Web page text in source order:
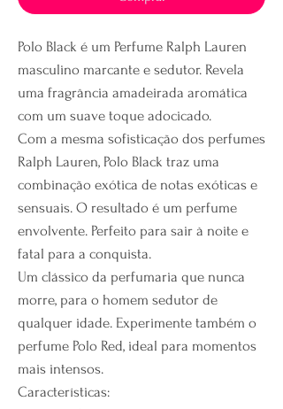
Polo Black é um Perfume Ralph Lauren
masculino marcante e sedutor. Revela
uma fragrância amadeirada aromática
com um suave toque adocicado.
Com a mesma sofisticação dos perfumes
Ralph Lauren, Polo Black traz uma
combinação exótica de notas exóticas e
sensuais. O resultado é um perfume
envolvente. Perfeito para sair à noite e
fatal para a conquista.
Um clássico da perfumaria que nunca
morre, para o homem sedutor de
qualquer idade. Experimente também o
perfume Polo Red, ideal para momentos
mais intensos.
Características: